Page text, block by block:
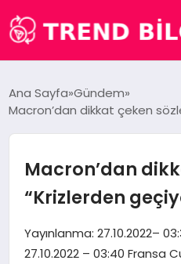
EĞITIM
EKONOMI
MAGAZIN
Ana Sayfa Gündem
Macron’dan dikkat çeken
Macron’dan
“Krizlerden
Yayınlanma: 27.10.2022–
27.10.2022 – 03:40 Fransa